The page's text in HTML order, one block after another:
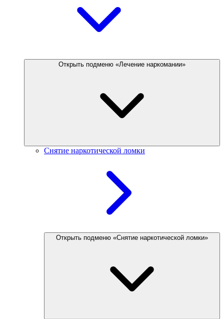
Открыть подменю «Лечение наркомании»
Снятие наркотической ломки
Открыть подменю «Снятие наркотической ломки»